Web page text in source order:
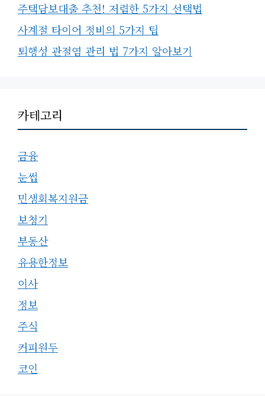
주택담보대출 추천! 저렴한 5가지 선택법
사계절 타이어 정비의 5가지 팁
퇴행성 관절염 관리 법 7가지 알아보기
카테고리
금융
눈썹
민생회복지원금
보청기
부동산
유용한정보
이사
정보
주식
커피원두
코인